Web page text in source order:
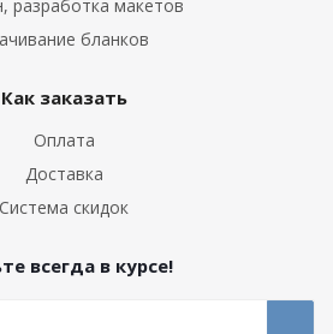
разработка макетов
бланков
Как заказать
Оплата
Доставка
Система скидок
всегда в курсе!